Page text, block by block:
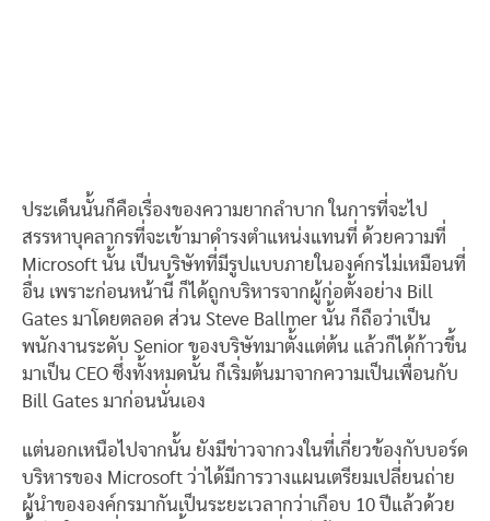
ประเด็นนั้นก็คือเรื่องของความยากลำบาก ในการที่จะไป
สรรหาบุคลากรที่จะเข้ามาดำรงตำแหน่งแทนที่ ด้วยความที่
Microsoft นั้น เป็นบริษัทที่มีรูปแบบภายในองค์กรไม่เหมือนที่
อื่น เพราะก่อนหน้านี้ ก็ได้ถูกบริหารจากผู้ก่อตั้งอย่าง Bill
Gates มาโดยตลอด ส่วน Steve Ballmer นั้น ก็ถือว่าเป็น
พนักงานระดับ Senior ของบริษัทมาตั้งแต่ต้น แล้วก็ได้ก้าวขึ้น
มาเป็น CEO ซึ่งทั้งหมดนั้น ก็เริ่มต้นมาจากความเป็นเพื่อนกับ
Bill Gates มาก่อนนั่นเอง
แต่นอกเหนือไปจากนั้น ยังมีข่าวจากวงในที่เกี่ยวข้องกับบอร์ด
บริหารของ Microsoft ว่าได้มีการวางแผนเตรียมเปลี่ยนถ่าย
ผู้นำขององค์กรมากันเป็นระยะเวลากว่าเกือบ 10 ปีแล้วด้วย